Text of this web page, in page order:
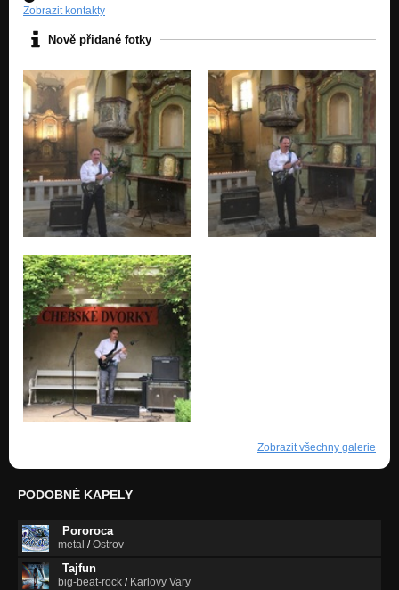
Zobrazit kontakty
Nově přidané fotky
Zobrazit všechny galerie
PODOBNÉ KAPELY
Pororoca
metal /Ostrov
Tajfun
big-beat-rock / Karlovy Vary